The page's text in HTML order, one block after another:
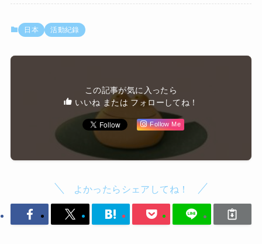
日本 活動紀錄
この記事が気に入ったら
いいね または フォローしてね！
Follow Me
よかったらシェアしてね！